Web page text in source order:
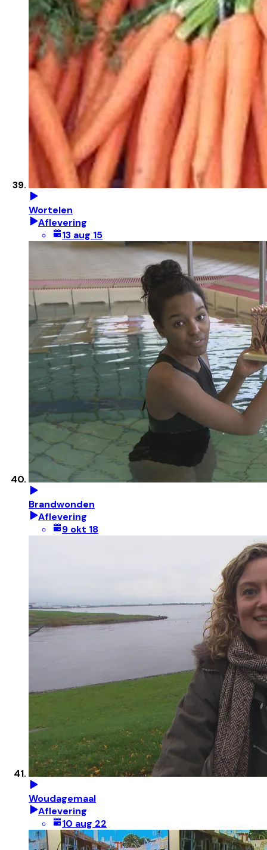
Wortelen
Aflevering
13 aug 15
Brandwonden
Aflevering
9 okt 18
Woudagemaal
Aflevering
10 aug 22